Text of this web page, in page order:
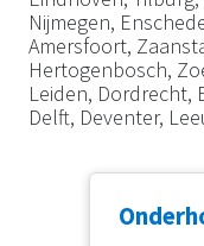
Nijmegen,
Amersfoort,
Hertogenbosch,
Leiden, Dordrecht,
Delft, Deventer,